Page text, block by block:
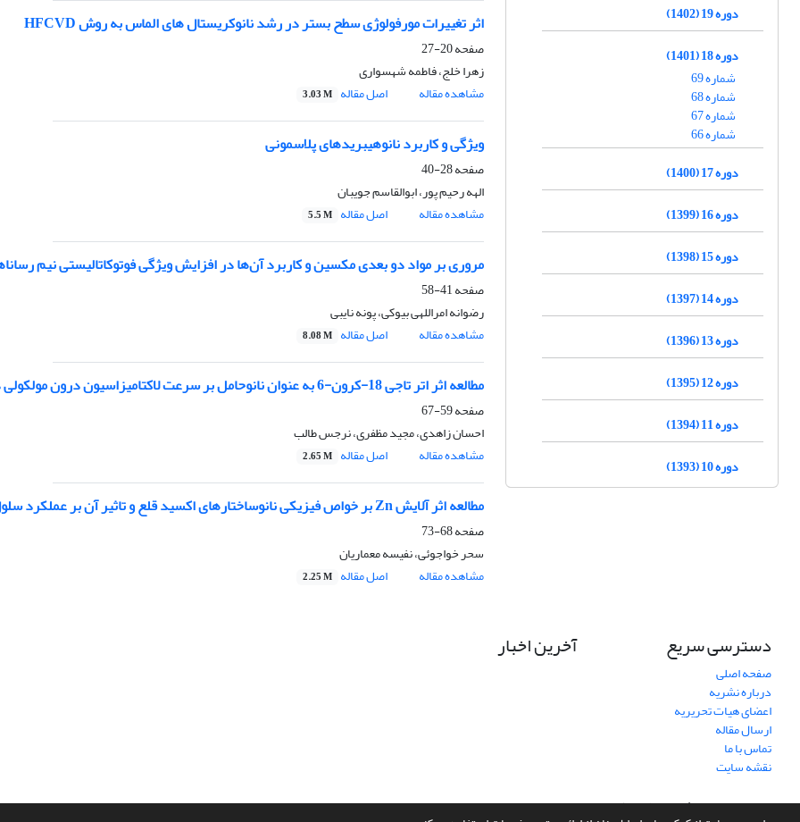
اثر تغییرات مورفولوژی سطح بستر در رشد نانوکریستال های الماس به روش HFCVD
صفحه20-27
زهرا خلج، فاطمه شهسواری
مشاهده مقاله
اصل مقاله 3.03 M
ویژگی و کاربرد نانوهیبریدهای پلاسمونی
صفحه28-40
الهه رحیم پور، ابوالقاسم جویبان
مشاهده مقاله
اصل مقاله 5.5 M
مروری بر مواد دو بعدی مکسین و کاربرد آن‌ها در افزایش ویژگی فوتوکاتالیستی نیم
صفحه41-58
رضوانه امراللهی بیوکی، پونه نایبی
مشاهده مقاله
اصل مقاله 8.08 M
مطالعه اثر اتر تاجی 18-کرون-6 به عنوان نانوحامل بر سرعت لاکتامیزاسیون درون مولکولی داروی گاباپنتین
صفحه59-67
احسان زاهدی، مجید مظفری، نرجس طالب
مشاهده مقاله
اصل مقاله 2.65 M
مطالعه اثر آلایش Zn بر خواص فیزیکی نانوساختارهای اکسید قلع و تاثیر آن بر عملکرد سلول خورشیدی رنگدانه ای
صفحه68-73
سحر خواجوئی، نفیسه معماریان
مشاهده مقاله
اصل مقاله 2.25 M
دوره 19 (1402)
دوره 18 (1401)
شماره 69
شماره 68
شماره 67
شماره 66
دوره 17 (1400)
دوره 16 (1399)
دوره 15 (1398)
دوره 14 (1397)
دوره 13 (1396)
دوره 12 (1395)
دوره 11 (1394)
دوره 10 (1393)
دسترسی سریع
صفحه اصلی
درباره نشریه
اعضای هیات تحریریه
ارسال مقاله
تماس با ما
نقشه سایت
آخرین اخبار
سامانه مدیریت نشریات علمی.طراحی و پیاده سازی ازسیناوب